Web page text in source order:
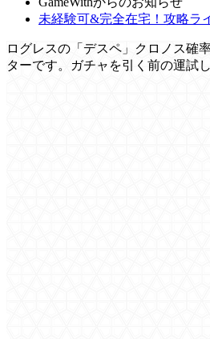
未経験可&完全在宅！攻略ラ
ログレスの「デスペ」クロノス確
ターです。ガチャを引く前の運試